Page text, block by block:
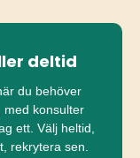
deltid
du behöver
med konsulter
ett. Välj heltid,
rekrytera sen.